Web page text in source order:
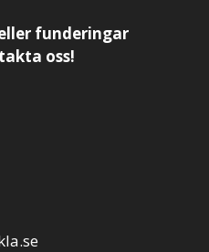
funderingar
oss!